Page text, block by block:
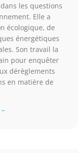
les questions
Elle a
écologique, de
énergétiques
Son travail la
pour enquêter
dérèglements
en matière de
→